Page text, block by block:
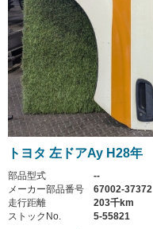
トヨタ 左ドアAy H28年
部品型式
--
メーカー部品番号
67002-37372
走行距離
203千km
ストックNo.
5-55821